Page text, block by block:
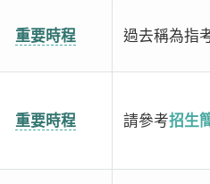
重要時程 過去稱為指
重要時程 請參考招生